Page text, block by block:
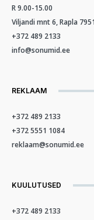
R 9.00-15.00
Viljandi mnt 6, Rapla
+372 489 2133
info@sonumid.ee
REKLAAM
+372 489 2133
+372 5551 1084
reklaam@sonumid.ee
KUULUTUSED
+372 489 2133